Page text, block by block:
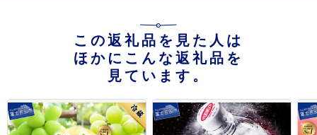
この返礼品を見た人は
ほかにこんな返礼品を
見ています。